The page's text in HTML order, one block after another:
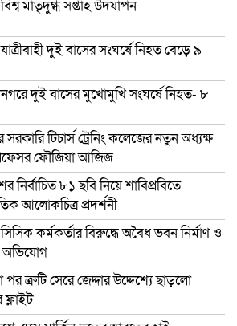
মাতৃদুগ্ধ সপ্তাহ উদযাপন
দুই বাসের সংঘর্ষে নিহত বেড়ে ৯
দুই বাসের মুখোমুখি সংঘর্ষে নিহত- ৮
সরকারি টিচার্স ট্রেনিং কলেজের নতুন অধ্যক্ষ
ফৌজিয়া আজিজ
নির্বাচিত ৮১ ছবি নিয়ে শাবিপ্রবিতে
আলোকচিত্র প্রদর্শনী
কর্মকর্তার বিরুদ্ধে অবৈধ ভবন নির্মাণ ও
অভিযোগ
পর ত্রুটি সেরে জেদ্দার উদ্দেশ্যে ছাড়লো
ফ্লাইট